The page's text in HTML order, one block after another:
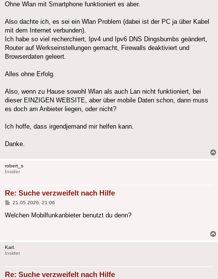
Ohne Wlan mit Smartphone funktioniert es aber.
Also dachte ich, es sei ein Wlan Problem (dabei ist der PC ja über Kabel
mit dem Internet verbunden).
Ich habe so viel recherchiert, Ipv4 und Ipv6 DNS Dingsbumbs geändert,
Router auf Werkseinstellungen gemacht, Firewalls deaktiviert und
Browserdaten geleert.
Alles ohne Erfolg.
Also, wenn zu Hause sowohl Wlan als auch Lan nicht funktioniert, bei
dieser EINZIGEN WEBSITE, aber über mobile Daten schon, dann muss
es doch am Anbieter liegen, oder nicht?
Ich hoffe, dass irgendjemand mir helfen kann.
Danke.
robert_s
Insider
Re: Suche verzweifelt nach Hilfe
Beitrag
21.05.2026, 21:06
Welchen Mobilfunkanbieter benutzt du denn?
Karl.
Insider
Re: Suche verzweifelt nach Hilfe